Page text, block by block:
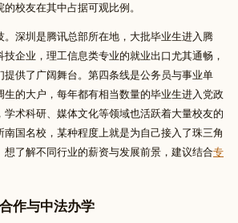
校友在其中占据可观比例。
。深圳是腾讯总部所在地，大批毕业生进入腾
企业，理工信息类专业的就业出口尤其通畅，
提供了广阔舞台。第四条线是公务员与事业单
的大户，每年都有相当数量的毕业生进入党政
术科研、媒体文化等领域也活跃着大量校友的
国名校，某种程度上就是为自己接入了珠三角
想了解不同行业的薪资与发展前景，建议结合专
作与中法办学